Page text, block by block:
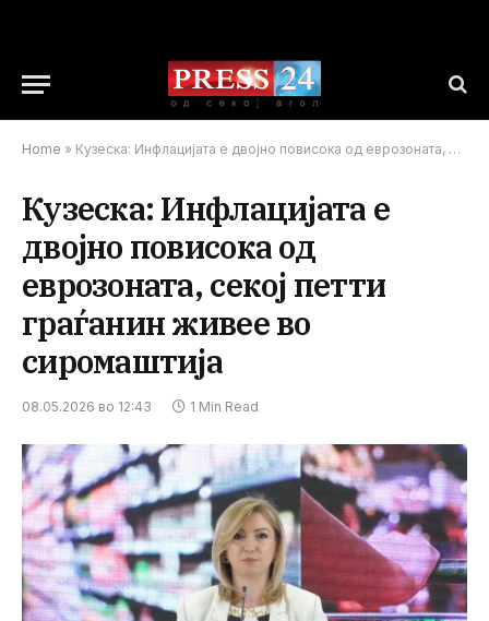
Home » Кузеска: Инфлацијата е двојно повисока од еврозоната, секој петти граѓанин живее во сиромаштија
Кузеска: Инфлацијата е
двојно повисока од
еврозоната, секој петти
граѓанин живее во
сиромаштија
08.05.2026 во 12:43 1 Min Read